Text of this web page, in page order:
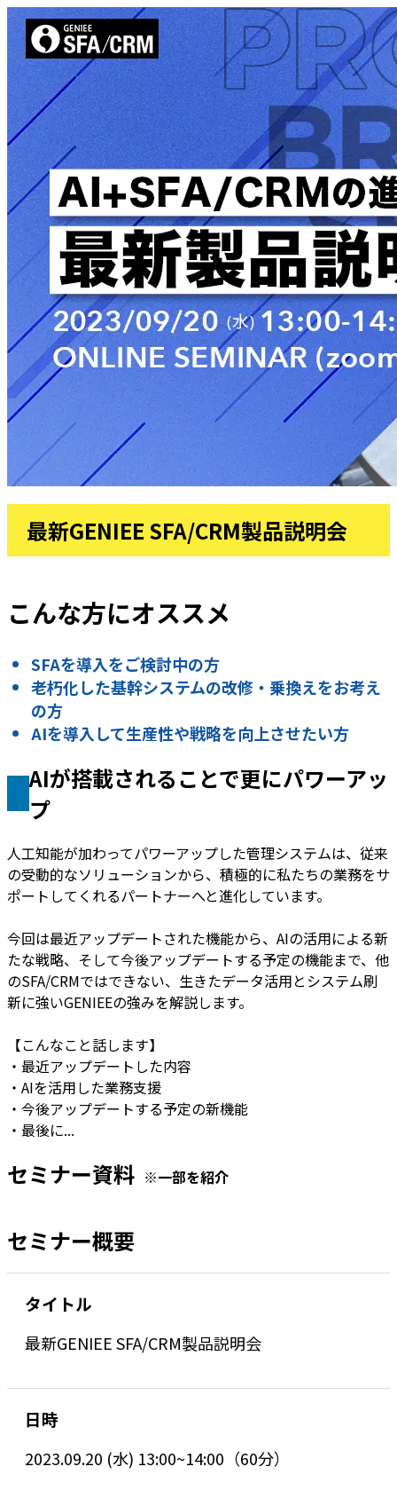
最新GENIEE SFA/CRM製品説明会
こんな方にオススメ
SFAを導入をご検討中の方
老朽化した基幹システムの改修・乗換えをお考え
の方
AIを導入して生産性や戦略を向上させたい方
AIが搭載されることで更にパワーアッ
プ
人工知能が加わってパワーアップした管理システムは、従来
の受動的なソリューションから、積極的に私たちの業務をサ
ポートしてくれるパートナーへと進化しています。
今回は最近アップデートされた機能から、AIの活用による新
たな戦略、そして今後アップデートする予定の機能まで、他
のSFA/CRMではできない、生きたデータ活用とシステム刷
新に強いGENIEEの強みを解説します。
【こんなこと話します】
・最近アップデートした内容
・AIを活用した業務支援
・今後アップデートする予定の新機能
・最後に...
セミナー資料 ※一部を紹介
セミナー概要
タイトル
最新GENIEE SFA/CRM製品説明会
日時
2023.09.20 (水) 13:00~14:00（60分）